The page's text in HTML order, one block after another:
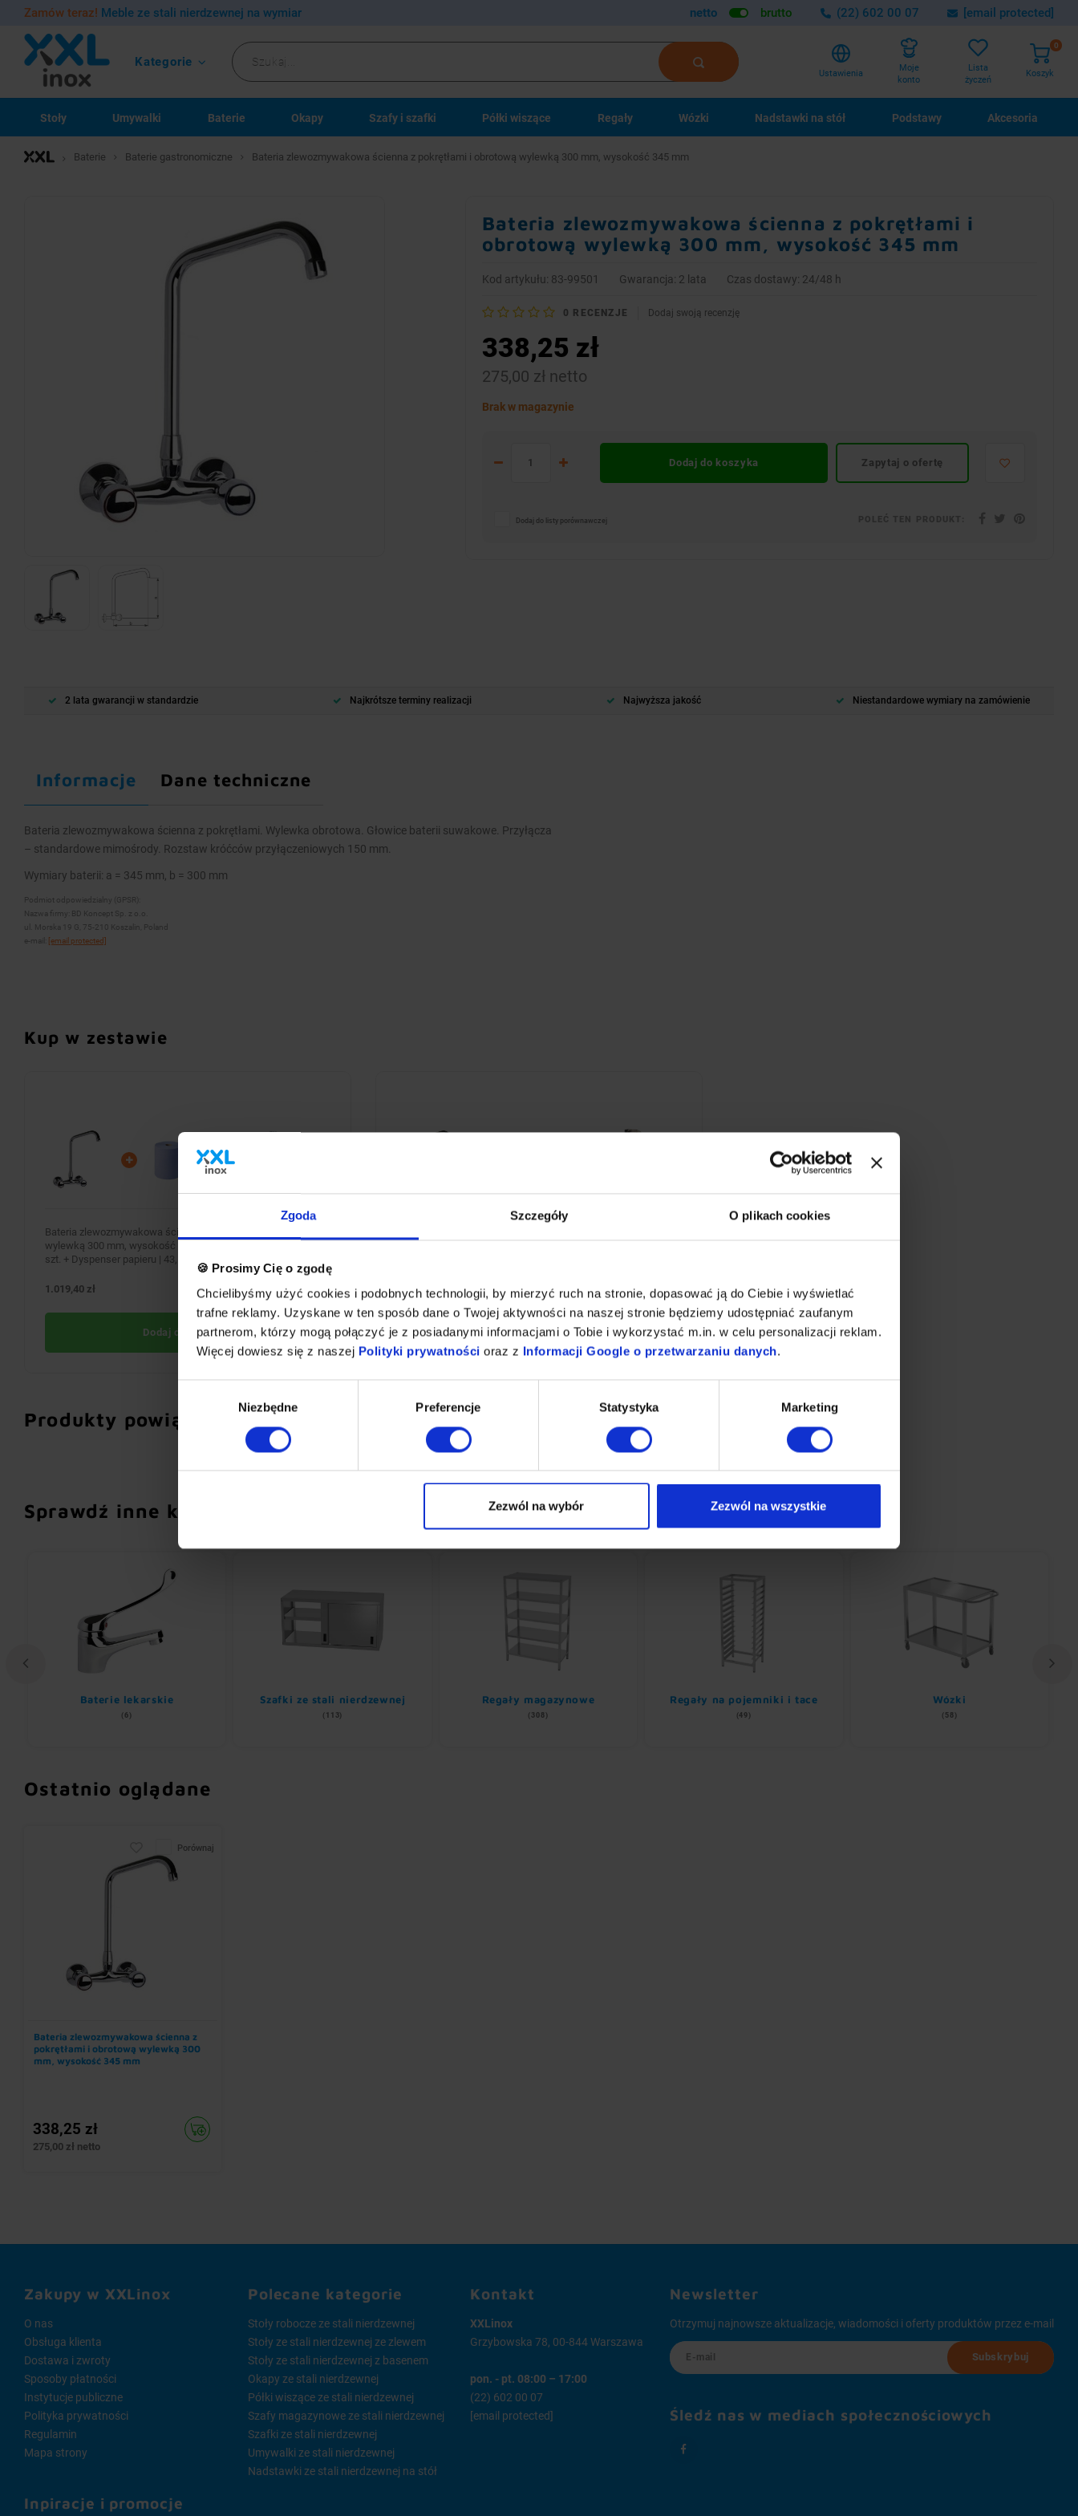
Zgoda Szczegóły O plikach cookies
🍪 Prosimy Cię o zgodę
Chcielibyśmy użyć cookies i podobnych technologii, by mierzyć ruch na stronie, dopasować ją do Ciebie i wyświetlać
trafne reklamy. Uzyskane w ten sposób dane o Twojej aktywności na naszej stronie będziemy udostępniać zaufanym
partnerom, którzy mogą połączyć je z posiadanymi informacjami o Tobie i wykorzystać m.in. w celu personalizacji reklam.
Więcej dowiesz się z naszej Polityki prywatności oraz z Informacji Google o przetwarzaniu danych.
Niezbędne Preferencje Statystyka Marketing
Zezwól na wybór Zezwól na wszystkie
Zamów teraz! Meble ze stali nierdzewnej na wymiar netto brutto (22) 602 00 07 [email protected]
Kategorie
Ustawienia
Moje
konto
Lista
życzeń
Koszyk
0
Stoły Umywalki Baterie Okapy Szafy i szafki Półki wiszące Regały Wózki Nadstawki na stół Podstawy Akcesoria
Baterie Baterie gastronomiczne Bateria zlewozmywakowa ścienna z pokrętłami i obrotową wylewką 300 mm, wysokość 345 mm
Bateria zlewozmywakowa ścienna z pokrętłami i
obrotową wylewką 300 mm, wysokość 345 mm
Kod artykułu: 83-99501 Gwarancja: 2 lata Czas dostawy: 24/48 h
0 RECENZJE Dodaj swoją recenzję
338,25 zł
275,00 zł netto
Brak w magazynie
Dodaj do koszyka Zapytaj o ofertę
Dodaj do listy porównawczej
2 lata gwarancji w standardzie Najkrótsze terminy realizacji Najwyższa jakość Niestandardowe wymiary na zamówienie
Informacje Dane techniczne
Bateria zlewozmywakowa ścienna z pokrętłami. Wylewka obrotowa. Głowice baterii suwakowe. Przyłącza
– standardowe mimośrody. Rozstaw króćców przyłączeniowych 150 mm.
Wymiary baterii: a = 345 mm, b = 300 mm
Podmiot odpowiedzialny (GPSR):
Nazwa firmy: BD Koncept Sp. z o.o.
ul. Morska 19 G, 75-210 Koszalin, Poland
e-mail:
[email protected]
Kup w zestawie
Bateria zlewozmywakowa ścienna z pokrętłami i obrotową
wylewką 300 mm, wysokość 345 mm + Ręczniki kuchenne | 2
szt. + Dyspenser papieru | 43,5x34,5x(H)34cm
1.019,40 zł BRAK W MAGAZYNIE
Dodaj do koszyka
336,87 zł BRAK W MAGAZYNIE
Dodaj do koszyka
Produkty powiązane
Sprawdź inne kategorie
Baterie lekarskie
(6)
Szafki ze stali nierdzewnej
(113)
Regały magazynowe
(308)
Regały na pojemniki i tace
(49)
Wózki
(58)
Ostatnio oglądane
Porównaj
Bateria zlewozmywakowa ścienna z
pokrętłami i obrotową wylewką 300
mm, wysokość 345 mm
338,25 zł
275,00 zł netto
Zakupy w XXLinox
O nas
Obsługa klienta
Dostawa i zwroty
Sposoby płatności
Instytucje publiczne
Polityka prywatności
Regulamin
Mapa strony
Inpiracje i promocje
Polecane kategorie
Stoły robocze ze stali nierdzewnej
Stoły ze stali nierdzewnej ze zlewem
Stoły ze stali nierdzewnej z basenem
Okapy ze stali nierdzewnej
Półki wiszące ze stali nierdzewnej
Szafy magazynowe ze stali nierdzewnej
Szafki ze stali nierdzewnej
Umywalki ze stali nierdzewnej
Nadstawki ze stali nierdzewnej na stół
Kontakt
XXLinox
Grzybowska 78, 00-844 Warszawa
pon. - pt. 08:00 – 17:00
(22) 602 00 07
[email protected]
Newsletter
Otrzymuj najnowsze aktualizacje, wiadomości i oferty produktów przez e-mail
Subskrybuj
Śledź nas w mediach społecznościowych